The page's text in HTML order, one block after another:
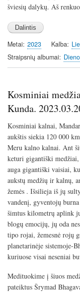
šviesių dalykų. Aš
Metai 2023 Kalba
Straipsnių albumai
Kosminiai
Kunda.
Kosminiai kalnai,
aukštis siekia 120 000
Meru kalno kalnai. Ant
keturi gigantiški
auga gigantiški vaisiai,
aukstų medžių ir kalnų,
žemės . Išsilieja iš jų
vandenį, gyventojų
šimtus kilometrų aplink
blogų emocijų, jų oda
tipo rojai, žemesnė rojų
planetarinėje sistemoje-
kuriuose visai neseniai
Medituokime į šiuos
pateiktus Šrymad